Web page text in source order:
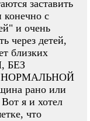
заставить
конечно с
и очень
через детей,
близких
БЕЗ
рано или
я и хотел
что